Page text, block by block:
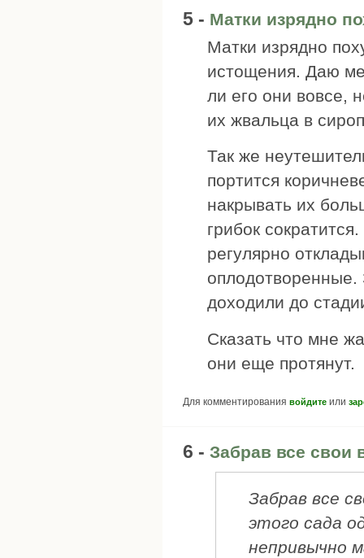
5 - Матки изрядно
Матки изрядно
истощения. Даю
ли его они вовсе,
их жвальца в
Так же
портится
накрывать их
грибок
регулярно
доходили до
Сказать что мне
они еще протянут.
Для комментирования войдите или
6 - Забрав все свои
Забрав все
этого сада
непривычно